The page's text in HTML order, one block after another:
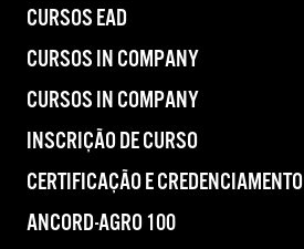
CURSOS EAD
CURSOS IN COMPANY
CURSOS IN COMPANY
INSCRIÇÃO DE CURSO
CERTIFICAÇÃO E CREDENCIAMENTO
ANCORD-AGRO 100